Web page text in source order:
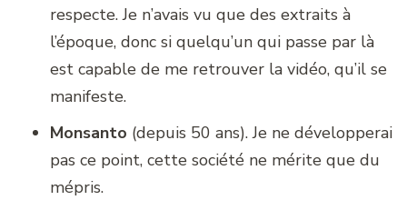
respecte. Je n’avais vu que des extraits à
l’époque, donc si quelqu’un qui passe par là
est capable de me retrouver la vidéo, qu’il se
manifeste.
Monsanto (depuis 50 ans). Je ne développerai
pas ce point, cette société ne mérite que du
mépris.